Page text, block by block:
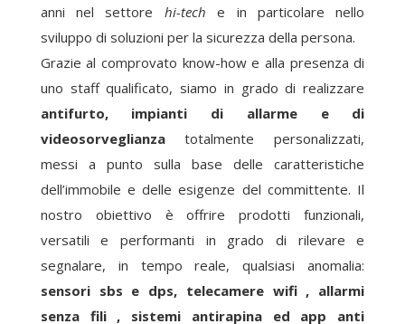
anni nel settore hi-tech e in particolare nello
sviluppo di soluzioni per la sicurezza della persona.
Grazie al comprovato know-how e alla presenza di
uno staff qualificato, siamo in grado di realizzare
antifurto, impianti di allarme e di
videosorveglianzatotalmente personalizzati,
messi a punto sulla base delle caratteristiche
dell’immobile e delle esigenze del committente. Il
nostro obiettivo è offrire prodotti funzionali,
versatili e performanti in grado di rilevare e
segnalare, in tempo reale, qualsiasi anomalia:
sensori sbs e dps, telecamere wifi , allarmi
senza fili , sistemi antirapina ed app anti